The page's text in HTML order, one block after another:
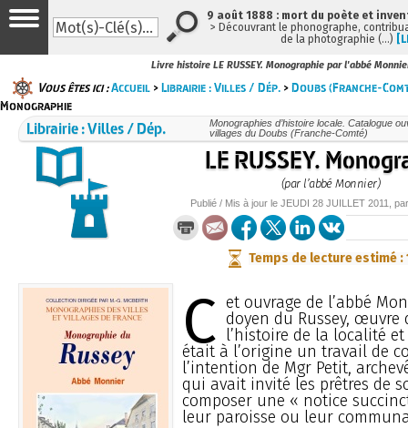
Livre histoire LE RUSSEY. Monographie par l'abbé
Vous êtes ici :Accueil >Librairie : Villes / Dép. >Doubs (Franche-
Monographie
Librairie : Villes / Dép.
Monographies d’histoire locale. Catalogue
villages du Doubs (Franche-Comté)
LE RUSSEY.
(par l’abbé Monnier)
Publié / Mis à jour le JEUDI 28 JUILLET 2011 ,
Temps de lecture estimé :
C et ouvrage de l’abbé
doyen du Russey, œuvre
l’histoire de la localité
était à l’origine un travail de
l’intention de Mgr Petit,
qui avait invité les prêtres de
composer une « notice
leur paroisse ou leur
9 août 1888 : mort du poète et
> Découvrant le phonographe,
de la photographie (…)